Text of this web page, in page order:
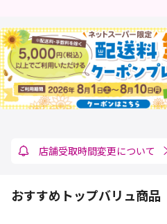
店舗受取時間変更について
おすすめトップバリュ商品